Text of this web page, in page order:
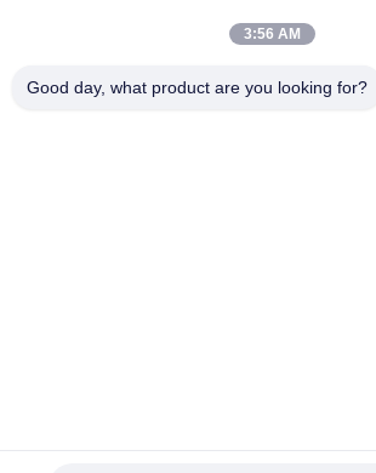
ই-মেইল
info@chppros.com
3:56 AM
Good day, what product are you looking for?